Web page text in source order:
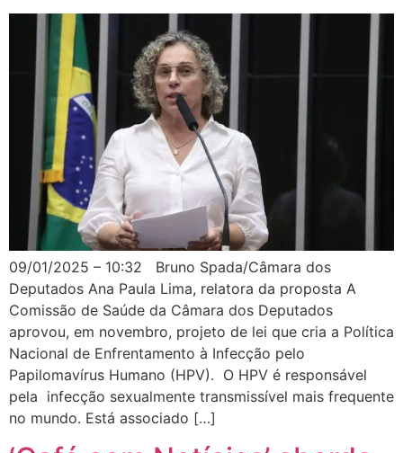
09/01/2025 – 10:32 Bruno Spada/Câmara dos
Deputados Ana Paula Lima, relatora da proposta A
Comissão de Saúde da Câmara dos Deputados
aprovou, em novembro, projeto de lei que cria a Política
Nacional de Enfrentamento à Infecção pelo
Papilomavírus Humano (HPV). O HPV é responsável
pela infecção sexualmente transmissível mais frequente
no mundo. Está associado […]